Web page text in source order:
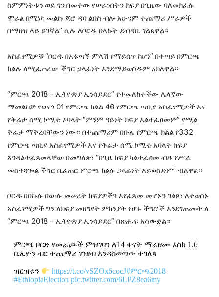
ስምምነትቱን ወደ ጎን በመተው የሠራንበትን ክፍያ በጊዜው ባለመክፈሉ
ሞራል በሚነካ መልኩ ጆሮ ዳባ ልበስ ብሎ አሁንም ተጨማሪ ሥራዎች
በማዘዝ ላይ ይገኛል” ሲሉ ለቦርዱ በላኩት ደብዳቤ ገልጸዋል።
አስፈፃሚዎቹ “ቦርዱ በአፋጣኝ ምላሽ የማይሰጥ ከሆነ” በቀጣይ በምርጫ
ክልሉ ለሚፈጠረው ችግር ኃላፊነት እንደማይወስዱም አክለዋል።
“ምርጫ 2018 – ኢትዮጵያ ኢንሳይደር” የተመለከተችው ሌላኛው
ማመልከቻ የወናጎ 01 የምርጫ ክልል 46 የምርጫ ጣቢያ አስፈፃሚዎች እና
የቅሬታ ሰሚ ኮሚቴ አባላት “ምንም ዓይነት ክፍያ አልተፈፀመም” የሚል
ቅሬታ ማቅረባቸውን ነው። በተጨማሪም በቡሌ የምርጫ ክልል የ332
የምርጫ ጣቢያ አስፈፃሚዎች እና የቅሬታ ሰሚ ኮሚቴ አባላት ክፍያ
እንዳልተፈጸመላቸው በመግለጽ፣ “በጊዜ ክፍያ ካልተፈፀመ ብዙ የሥራ
መስተጓጐል ችግር ቢፈጠር ምርጫ ክልሉ ኃላፊነት አይወስድም” ብለዋል።
ቦርዱ በበኩሉ በውሉ መሠረት ክፍያዎችን እየፈጸመ መሆኑን ገልጾ፣ ለተወሰኑ
አስፈፃሚዎች ግን ለክፍያ መዘግየት ምክንያት የሆኑ ችግሮች እንደገጠሙት ለ
“ምርጫ 2018 – ኢትዮጵያ ኢንሳይደር” በጽሑፍ አሳውቋል።
ምርጫ ቦርድ የመራጮች ምዝገባን ለ14 ቀናት ማራዘሙ እስከ 1.6
ቢሊዮን ብር ተጨማሪ ገንዘብ እንዳስወጣው ተገለጸ
ዝርዝሩን https://t.co/vSZOx6cocJ#ምርጫ2018
#EthiopiaElection pic.twitter.com/6LPZ8ea6my